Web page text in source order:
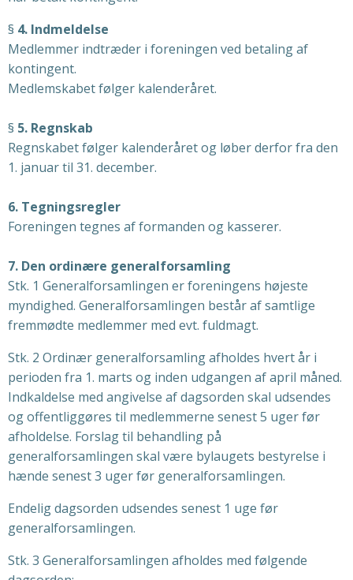
§ 4. Indmeldelse
Medlemmer indtræder i foreningen ved betaling af
kontingent.
Medlemskabet følger kalenderåret.
§ 5. Regnskab
Regnskabet følger kalenderåret og løber derfor fra den
1. januar til 31. december.
6. Tegningsregler
Foreningen tegnes af formanden og kasserer.
7. Den ordinære generalforsamling
Stk. 1 Generalforsamlingen er foreningens højeste
myndighed. Generalforsamlingen består af samtlige
fremmødte medlemmer med evt. fuldmagt.
Stk. 2 Ordinær generalforsamling afholdes hvert år i
perioden fra 1. marts og inden udgangen af april måned.
Indkaldelse med angivelse af dagsorden skal udsendes
og offentliggøres til medlemmerne senest 5 uger før
afholdelse. Forslag til behandling på
generalforsamlingen skal være bylaugets bestyrelse i
hænde senest 3 uger før generalforsamlingen.
Endelig dagsorden udsendes senest 1 uge før
generalforsamlingen.
Stk. 3 Generalforsamlingen afholdes med følgende